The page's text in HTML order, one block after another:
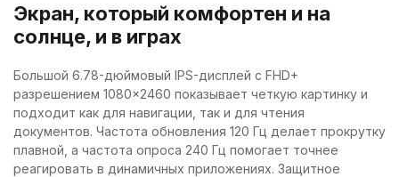
Экран, который комфортен и на
солнце, и в играх
Большой 6.78-дюймовый IPS-дисплей с FHD+
разрешением 1080×2460 показывает четкую картинку и
подходит как для навигации, так и для чтения
документов. Частота обновления 120 Гц делает прокрутку
плавной, а частота опроса 240 Гц помогает точнее
реагировать в динамичных приложениях. Защитное